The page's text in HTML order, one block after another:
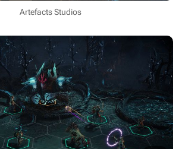
Artefacts Studios